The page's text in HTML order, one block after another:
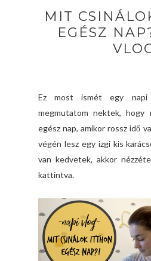
MIT
EGÉSZ
Ez most ismét egy napi
megmutatom nektek, hogy
egész nap, amikor rossz idő
végén lesz egy izgi kis
van kedvetek, akkor
kattintva.